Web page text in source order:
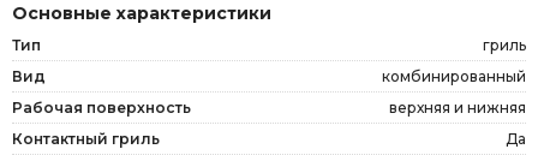
Основные характеристики
Тип
гриль
Вид
комбинированный
Рабочая поверхность
верхняя и нижняя
Контактный гриль
Да